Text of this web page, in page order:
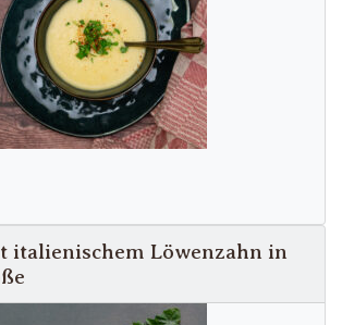
italienischem Löwenzahn in